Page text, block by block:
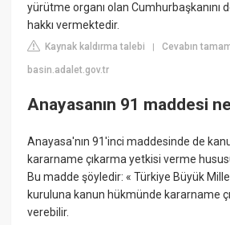
yürütme organı olan Cumhurbaşkanını
hakkı vermektedir.
Kaynak kaldırma talebi |Cevabın
basin.adalet.gov.tr
Anayasanın 91 maddesi
Anayasa'nın 91'inci maddesinde de
kararname çıkarma yetkisi verme
Bu madde şöyledir: « Türkiye Büyük
kuruluna kanun hükmünde kararname
verebilir.